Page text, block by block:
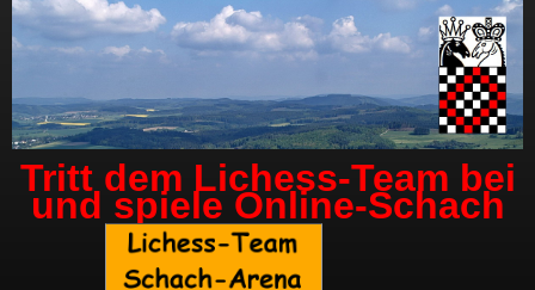
Tritt dem Lichess-Team bei
und spiele Online-Schach